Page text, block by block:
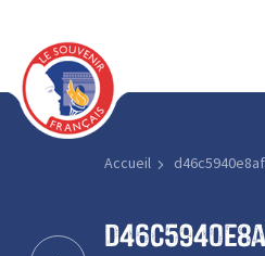
Accueil